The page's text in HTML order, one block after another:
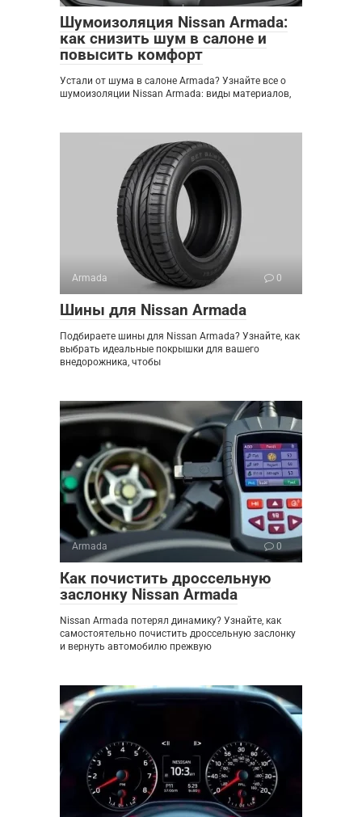
Шумоизоляция Nissan Armada:
как снизить шум в салоне и
повысить комфорт
Устали от шума в салоне Armada? Узнайте все о
шумоизоляции Nissan Armada: виды материалов,
Armada 0
Шины для Nissan Armada
Подбираете шины для Nissan Armada? Узнайте, как
выбрать идеальные покрышки для вашего
внедорожника, чтобы
Armada 0
Как почистить дроссельную
заслонку Nissan Armada
Nissan Armada потерял динамику? Узнайте, как
самостоятельно почистить дроссельную заслонку
и вернуть автомобилю прежвую